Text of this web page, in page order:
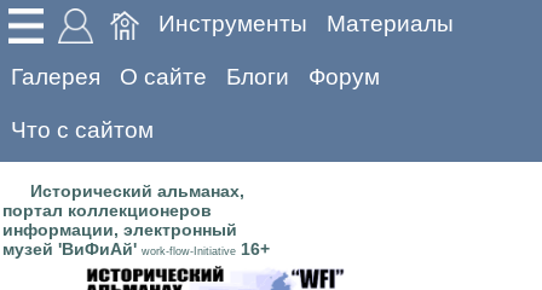
Инструменты Материалы
Галерея О сайте Блоги Форум
Что с сайтом
Исторический альманах,
портал коллекционеров
информации, электронный
музей 'ВиФиАй' work-flow-Initiative 16+